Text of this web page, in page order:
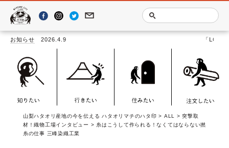
お知らせ 2026.4.9 「LOOMSCAPE －YAMANASHI TEXTILE
山梨ハタオリ産地の今を伝える ハタオリマチのハタ印 > ALL >突撃取
材！織物工場インタビュー > 糸はこうして作られる！なくてはならない撚
糸の仕事 三峰染織工業